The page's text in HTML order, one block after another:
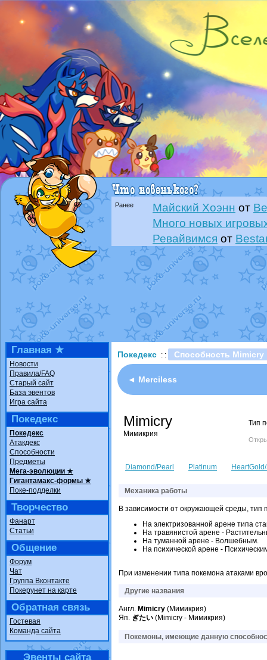
Ранее Майский Хоэнн от
Много новых
Ревайвимся от
Всё, трындец
Технические
доброе утро славяне
Йолда и Мимикью
от
Недовольный
The Dark Wishmaker
шадоу спиритомбот
траббишот
Raging Bolt
Shadow mismagius
Главная ★
Новости
Правила/FAQ
Старый сайт
База эвентов
Игра сайта
Покедекс
Покедекс
Атакдекс
Способности
Предметы
Мега-эволюции ★
Гигантамакс-формы ★
Поке-подделки
Творчество
Фанарт
Статьи
Общение
Форум
Чат
Группа Вконтакте
Покерунет на карте
Обратная связь
Гостевая
Команда сайта
Эвенты сайта
Покедекс : : Способность Mimicry
◄ Merciless
Mimicry
Мимикрия
Тип
Diamond/Pearl Platinum
Механика работы
В зависимости от окружающей среды, тип
На электризованной арене типа
На травянистой арене -
На туманной арене - Волшебным.
На психической арене -
При изменении типа покемона атаками
Другие названия
Англ. Mimicry (Мимикрия)
Яп. ぎたい (Mimicry - Мимикрия)
Покемоны, имеющие данную